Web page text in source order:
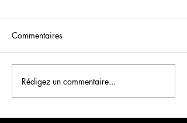
FCN Saint-Valentin
Commentaires
Rédigez un commentaire...